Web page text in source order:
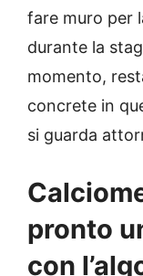
fare muro per
durante la
momento,
concrete in
si guarda
pronto
con